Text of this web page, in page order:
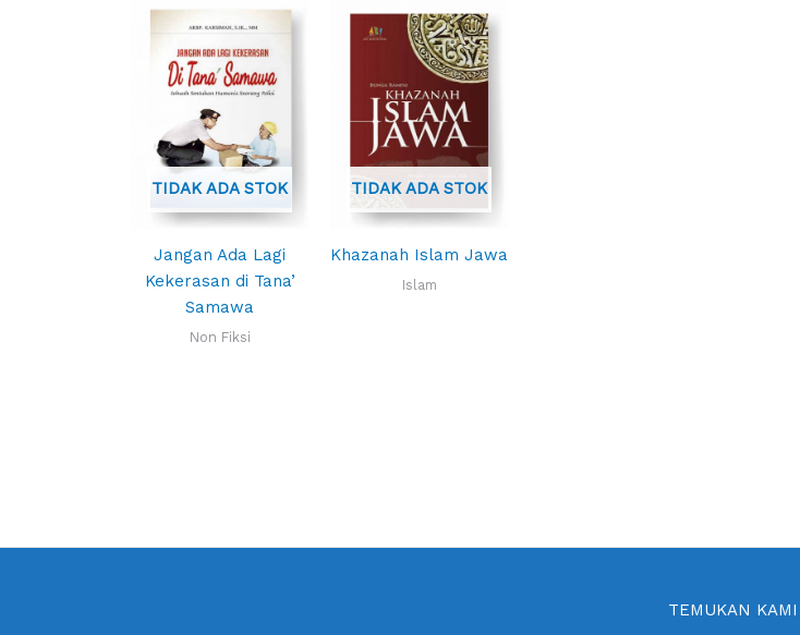
TIDAK ADA STOK
Jangan Ada Lagi
Kekerasan di Tana’
Samawa
Non Fiksi
TIDAK ADA STOK
Khazanah Islam Jawa
Islam
TEMUKAN KAMI